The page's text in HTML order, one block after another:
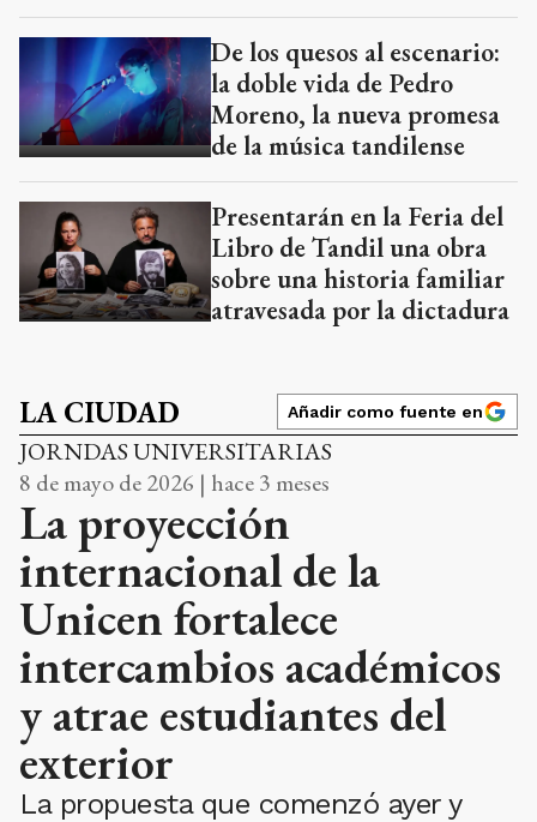
De los quesos al escenario:
la doble vida de Pedro
Moreno, la nueva promesa
de la música tandilense
Presentarán en la Feria del
Libro de Tandil una obra
sobre una historia familiar
atravesada por la dictadura
LA CIUDAD Añadir como fuente en
JORNDAS UNIVERSITARIAS
8 de mayo de 2026 | hace 3 meses
La proyección
internacional de la
Unicen fortalece
intercambios académicos
y atrae estudiantes del
exterior
La propuesta que comenzó ayer y